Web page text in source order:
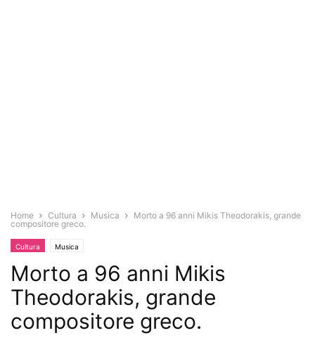
Home Cultura Musica
Morto a 96 anni Mikis Theodorakis, grande
compositore greco.
Cultura Musica
Morto a 96 anni Mikis
Theodorakis, grande
compositore greco.